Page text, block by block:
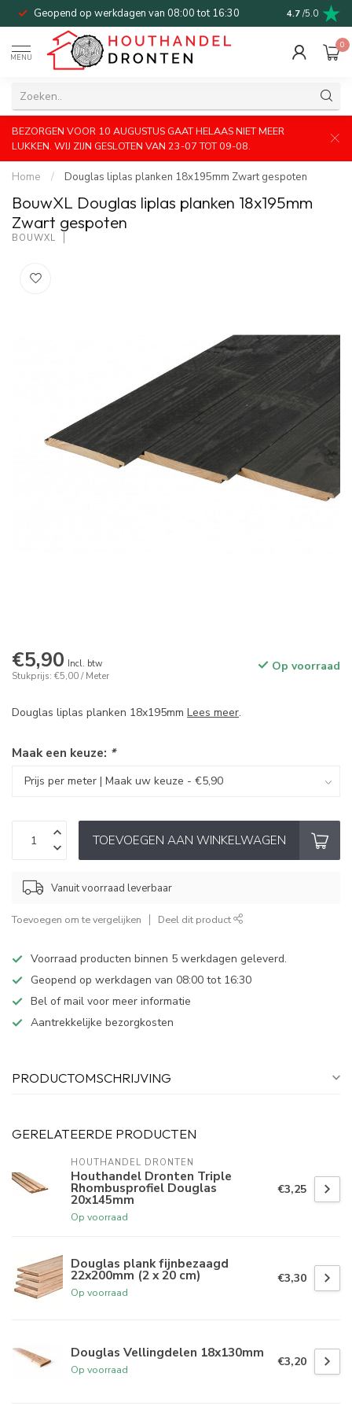
Geopend op werkdagen van 08:00 tot 16:30 Bel of mail
4.7 /5.0
MENU
0
BEZORGEN VOOR 10 AUGUSTUS GAAT HELAAS NIET MEER
LUKKEN. WIJ ZIJN GESLOTEN VAN 23-07 TOT 09-08.
Home / Douglas liplas planken 18x195mm Zwart gespoten
BouwXL Douglas liplas planken 18x195mm
Zwart gespoten
BOUWXL
€5,90 Incl. btw
Stukprijs: €5,00 / Meter
Op voorraad
Douglas liplas planken 18x195mm Lees meer.
Maak een keuze: *
TOEVOEGEN AAN WINKELWAGEN
Vanuit voorraad leverbaar
Toevoegen om te vergelijken Deel dit product
Voorraad producten binnen 5 werkdagen geleverd.
Geopend op werkdagen van 08:00 tot 16:30
Bel of mail voor meer informatie
Aantrekkelijke bezorgkosten
PRODUCTOMSCHRIJVING
GERELATEERDE PRODUCTEN
HOUTHANDEL DRONTEN
Houthandel Dronten Triple
Rhombusprofiel Douglas
20x145mm
Op voorraad
€3,25
Douglas plank fijnbezaagd
22x200mm (2 x 20 cm)
Op voorraad
€3,30
Douglas Vellingdelen 18x130mm
Op voorraad
€3,20